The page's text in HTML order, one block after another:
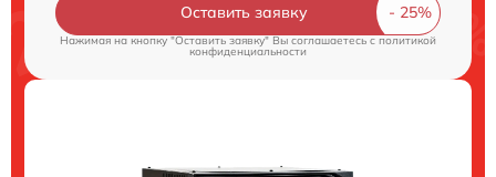
Оставить заявку
Нажимая на кнопку "Оставить заявку" Вы соглашаетесь cполитикой
конфиденциальности